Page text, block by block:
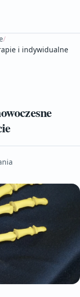
/
i indywidualne